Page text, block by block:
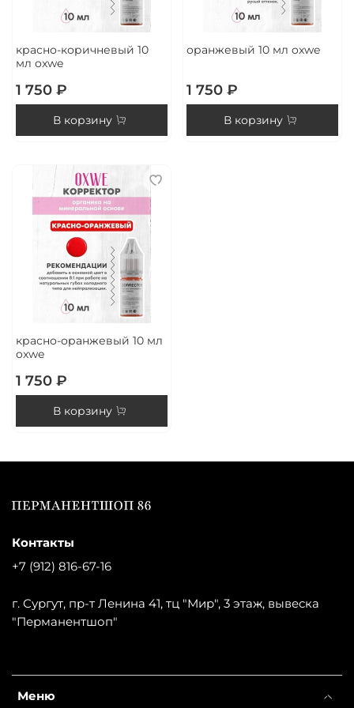
красно-коричневый 10
мл oxwe
1 750 ₽
В корзину
оранжевый 10 мл oxwe
1 750 ₽
В корзину
красно-оранжевый 10 мл
oxwe
1 750 ₽
В корзину
Меню
Контакты
+7 (912) 816-67-16
г. Сургут, пр-т Ленина 41, тц "Мир", 3 этаж, вывеска
"Перманентшоп"